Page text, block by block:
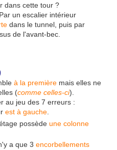
dans cette tour ?
un escalier intérieur
dans le tunnel, puis par
de l'avant-bec.
à la première mais elles ne
(comme celles-ci).
au jeu des 7 erreurs :
est à gauche
possède une colonne
a que 3 encorbellements